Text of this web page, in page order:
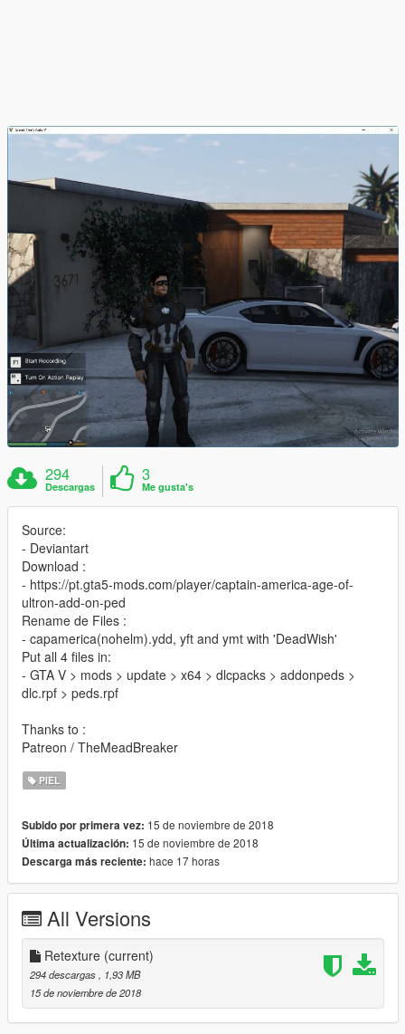
294
Descargas
3
Me gusta's
Source:
- Deviantart
Download :
- https://pt.gta5-mods.com/player/captain-america-age-of-
ultron-add-on-ped
Rename de Files :
- capamerica(nohelm).ydd, yft and ymt with 'DeadWish'
Put all 4 files in:
- GTA V > mods > update > x64 > dlcpacks > addonpeds >
dlc.rpf > peds.rpf
Thanks to :
Patreon / TheMeadBreaker
PIEL
Subido por primera vez: 15 de noviembre de 2018
Última actualización: 15 de noviembre de 2018
Descarga más reciente: hace 17 horas
All Versions
Retexture (current)
294 descargas
, 1,93 MB
15 de noviembre de 2018